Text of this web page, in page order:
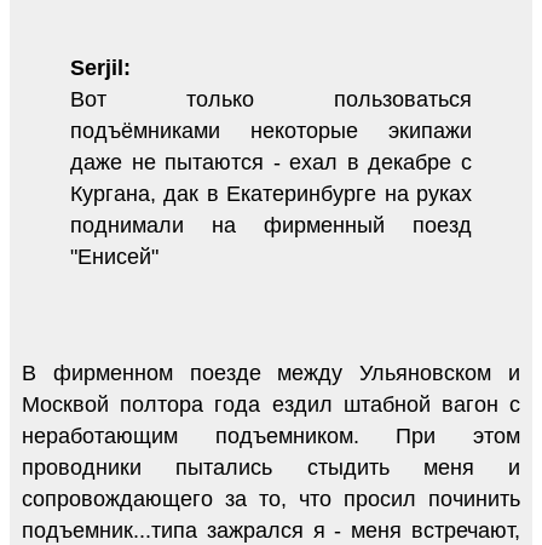
Serjil:
Вот только пользоваться
подъёмниками некоторые экипажи
даже не пытаются - ехал в декабре с
Кургана, дак в Екатеринбурге на руках
поднимали на фирменный поезд
"Енисей"
В фирменном поезде между Ульяновском и
Москвой полтора года ездил штабной вагон с
неработающим подъемником. При этом
проводники пытались стыдить меня и
сопровождающего за то, что просил починить
подъемник...типа зажрался я - меня встречают,